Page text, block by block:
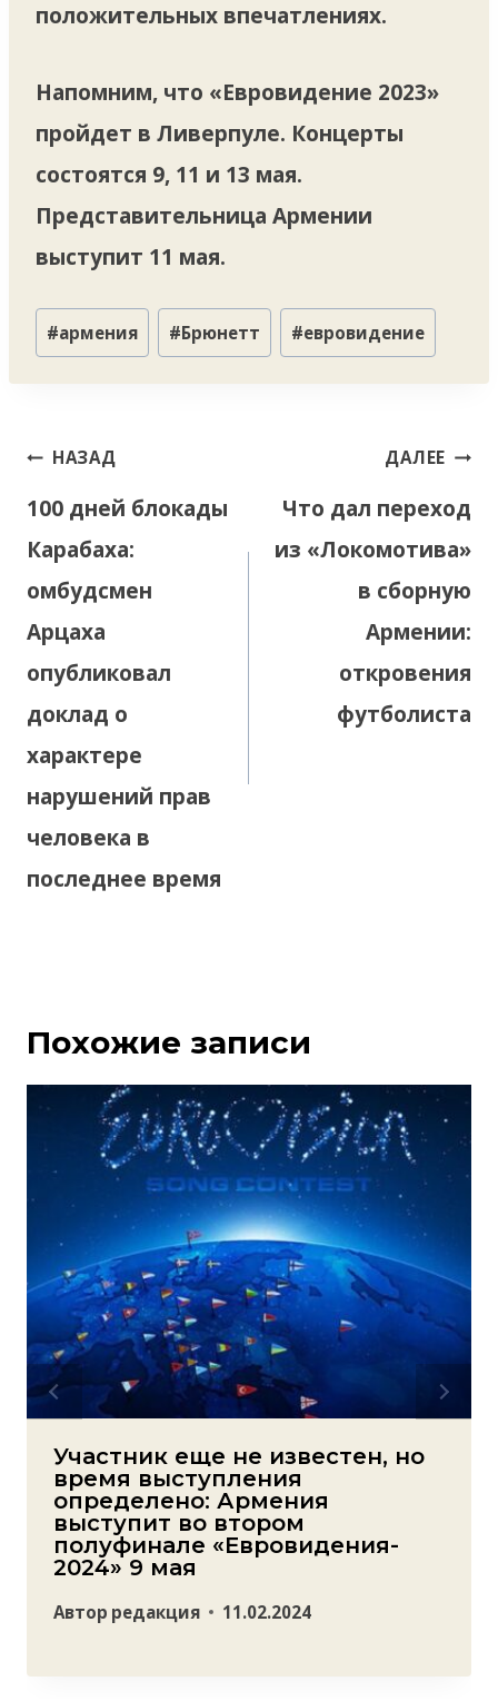
положительных впечатлениях.
Напомним, что «Евровидение 2023»
пройдет в Ливерпуле. Концерты
состоятся 9, 11 и 13 мая.
Представительница Армении
выступит 11 мая.
Метки
записи:
#армения #Брюнетт #евровидение
Навигация
записям
НАЗАД
100 дней блокады
Карабаха:
омбудсмен
Арцаха
опубликовал
доклад о
характере
нарушений прав
человека в
последнее время
ДАЛЕЕ
Что дал переход
из «Локомотива»
в сборную
Армении:
откровения
футболиста
Похожие записи
Участник еще не известен, но
время выступления
определено: Армения
выступит во втором
полуфинале «Евровидения-
2024» 9 мая
Автор редакция 11.02.2024